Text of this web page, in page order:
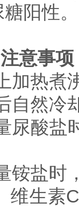
阳性。
注意事项
加热煮
自然冷
尿酸盐
铵盐时
维生素